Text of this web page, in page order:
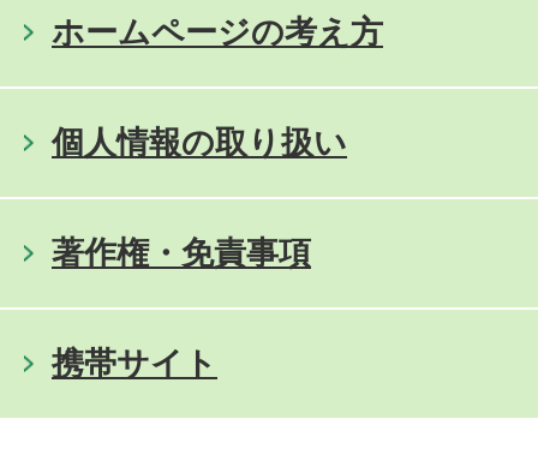
ホームページの考え方
個人情報の取り扱い
著作権・免責事項
携帯サイト